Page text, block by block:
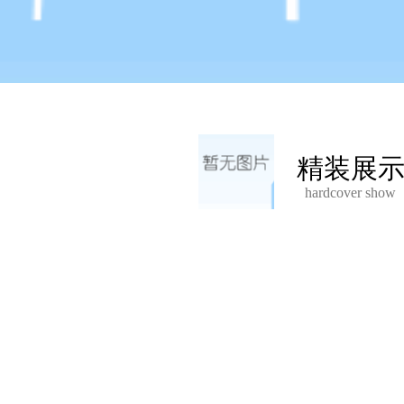
精装展示
hardcover show